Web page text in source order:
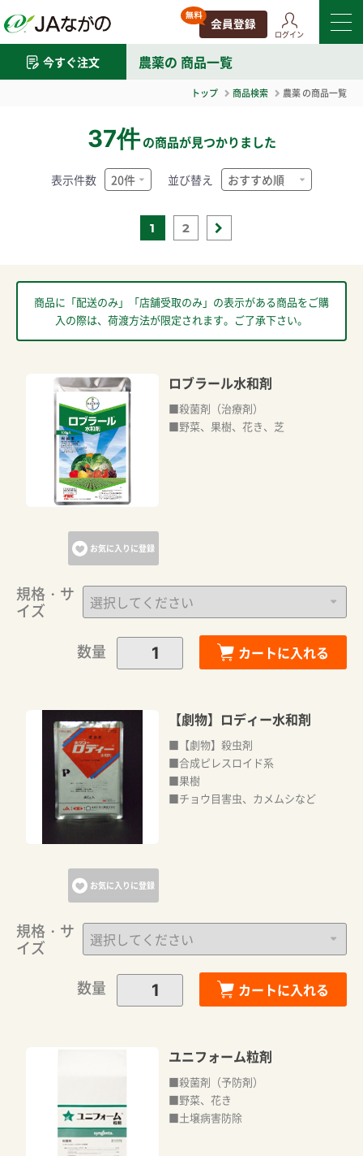
ログイン
今すぐ注文 農薬の 商品一覧
トップ 商品検索 農薬の商品一覧
37件 の商品が見つかりました
1 2
表示件数 並び替え
商品に「配送のみ」「店舗受取のみ」の表示がある商品をご購
入の際は、荷渡方法が限定されます。ご了承下さい。
お気に入りに登録
ロブラール水和剤
■殺菌剤（治療剤）
■野菜、果樹、花き、芝
規格・サ
イズ
数量
カートに入れる
お気に入りに登録
【劇物】ロディー水和剤
■【劇物】殺虫剤
■合成ピレスロイド系
■果樹
■チョウ目害虫、カメムシなど
規格・サ
イズ
数量
カートに入れる
ユニフォーム粒剤
■殺菌剤（予防剤）
■野菜、花き
■土壌病害防除